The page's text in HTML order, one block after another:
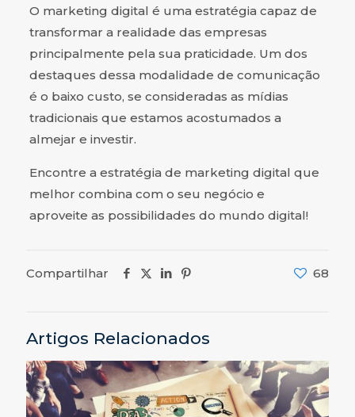
O marketing digital é uma estratégia capaz de
transformar a realidade das empresas
principalmente pela sua praticidade. Um dos
destaques dessa modalidade de comunicação
é o baixo custo, se consideradas as mídias
tradicionais que estamos acostumados a
almejar e investir.
Encontre a estratégia de marketing digital que
melhor combina com o seu negócio e
aproveite as possibilidades do mundo digital!
Compartilhar 68
Artigos Relacionados